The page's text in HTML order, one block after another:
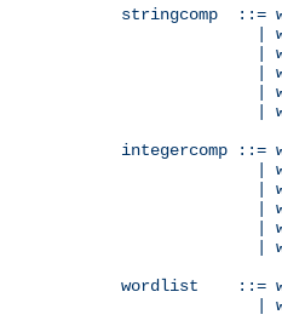
stringcomp  ::=
|
|
|
|
|
integercomp ::=
|
|
|
|
|
wordlist    ::=
|